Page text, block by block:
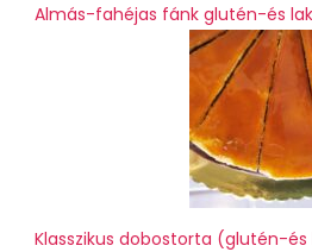
Almás-fahéjas fánk glutén-és
Klasszikus dobostorta (glutén-